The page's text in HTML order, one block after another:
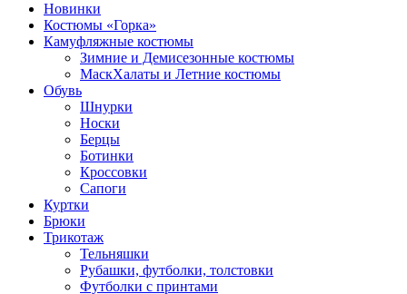
Новинки
Костюмы «Горка»
Камуфляжные костюмы
Зимние и Демисезонные костюмы
МаскХалаты и Летние костюмы
Обувь
Шнурки
Носки
Берцы
Ботинки
Кроссовки
Сапоги
Куртки
Брюки
Трикотаж
Тельняшки
Рубашки, футболки, толстовки
Футболки с принтами